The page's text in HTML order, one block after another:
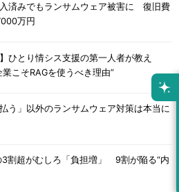
済みでもランサムウェア被害に 復旧費
万円
ひとり情シス支援の第一人者が教え
業こそRAGを使うべき理由”
払う」以外のランサムウェア対策は本当に
3割超がむしろ「負担増」 9割が陥る“内